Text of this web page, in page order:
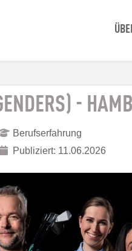
-
Berufserfahrung
Publiziert: 11.06.2026